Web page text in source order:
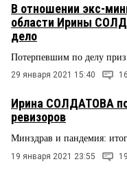
В отношении экс-
области Ирины
дело
Потерпевшим по делу
29 января 2021 15:40 16
Ирина СОЛДАТОВА
ревизоров
Минздрав и пандемия:
19 января 2021 23:55 19